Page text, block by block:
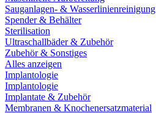
Sauganlagen- & Wasserlinienreinigung
Spender & Behälter
Sterilisation
Ultraschallbäder & Zubehör
Zubehör & Sonstiges
Alles anzeigen
Implantologie
Implantologie
Implantate & Zubehör
Membranen & Knochenersatzmaterial